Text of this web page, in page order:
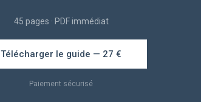
45 pages · PDF immédiat
Télécharger le guide — 27 €
Paiement sécurisé